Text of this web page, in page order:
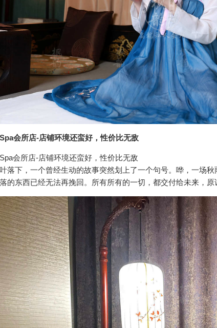
会所店-店铺环境还蛮好，性价比无敌
会所店-店铺环境还蛮好，性价比无敌
落下，一个曾经生动的故事突然划上了一个句号。哗，一场
的东西已经无法再挽回。所有所有的一切，都交付给未来，